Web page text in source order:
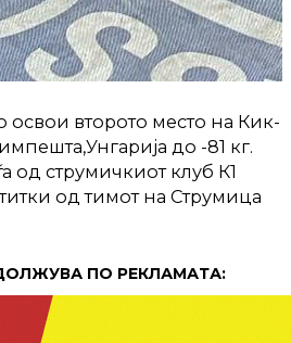
второто место на Кик-
до -81 кг.
од струмичкиот клуб К1
од тимот на Струмица
ПО РЕКЛАМАТА: